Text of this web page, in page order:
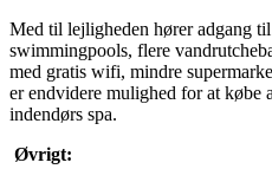
Med til lejligheden hører adgang
swimmingpools, flere
med gratis wifi, mindre
er endvidere mulighed for at købe
indendørs spa.
Øvrigt: